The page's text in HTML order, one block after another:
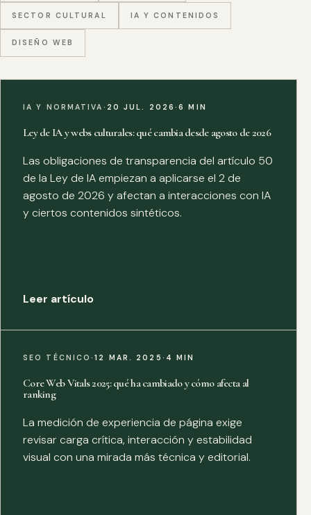
SECTOR CULTURAL IA Y CONTENIDOS
DISEÑO WEB
IA Y NORMATIVA · 20 JUL. 2026·6 MIN
Ley de IA y webs culturales: qué cambia desde agosto de 2026
Las obligaciones de transparencia del artículo 50
de la Ley de IA empiezan a aplicarse el 2 de
agosto de 2026 y afectan a interacciones con IA
y ciertos contenidos sintéticos.
Leer artículo
SEO TÉCNICO·12 MAR. 2025 · 4 MIN
Core Web Vitals 2025: qué ha cambiado y cómo afecta al
ranking
La medición de experiencia de página exige
revisar carga crítica, interacción y estabilidad
visual con una mirada más técnica y editorial.